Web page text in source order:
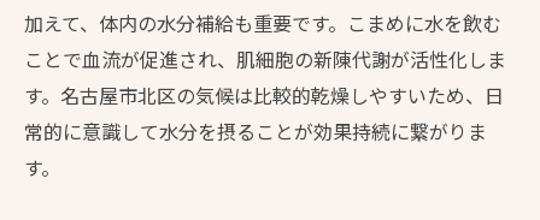
美容鍼施術後に意識したい睡眠環境の整え
方
美容鍼の効果を生かす朝晩のスキンケア方
法
加えて、体内の水分補給も重要です。こまめに水を飲む
ことで血流が促進され、肌細胞の新陳代謝が活性化しま
す。名古屋市北区の気候は比較的乾燥しやすいため、日
常的に意識して水分を摂ることが効果持続に繋がりま
す。